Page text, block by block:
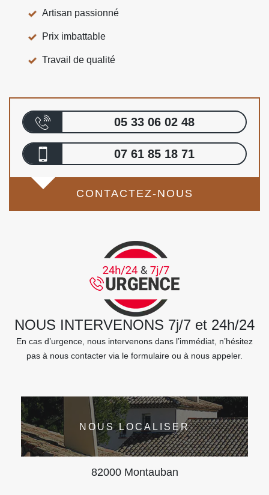
Artisan passionné
Prix imbattable
Travail de qualité
05 33 06 02 48
07 61 85 18 71
CONTACTEZ-NOUS
NOUS INTERVENONS 7j/7 et 24h/24
En cas d’urgence, nous intervenons dans l’immédiat, n’hésitez
pas à nous contacter via le formulaire ou à nous appeler.
NOUS LOCALISER
82000 Montauban